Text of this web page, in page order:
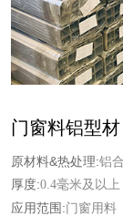
门窗料铝型材
原材料&热处理:铝
厚度:0.4毫米及以上
应用范围:门窗用料